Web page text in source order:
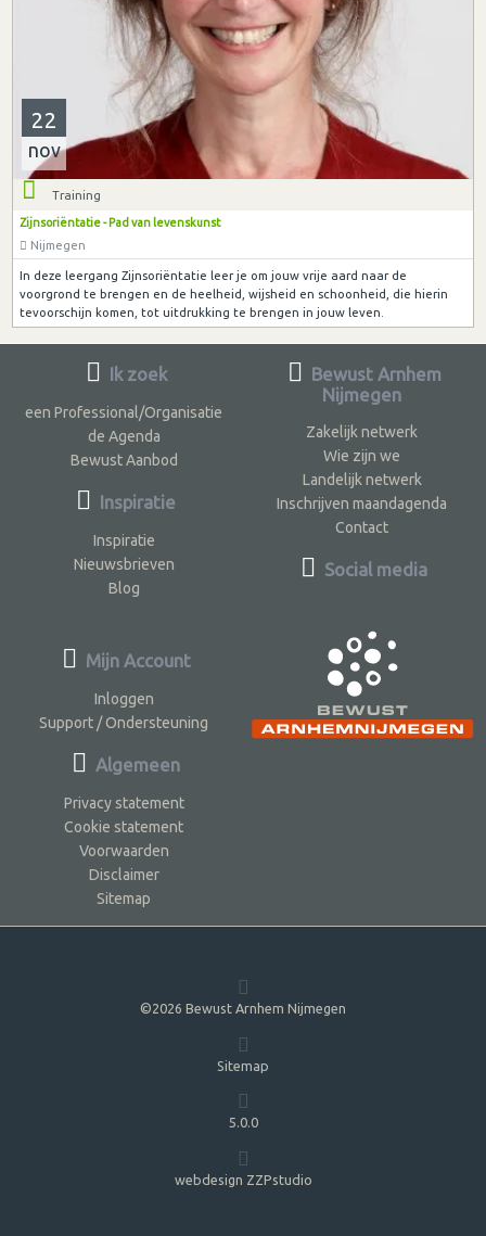
22
nov
Training
Zijnsoriëntatie - Pad van levenskunst
Nijmegen
In deze leergang Zijnsoriëntatie leer je om jouw vrije aard naar de
voorgrond te brengen en de heelheid, wijsheid en schoonheid, die hierin
tevoorschijn komen, tot uitdrukking te brengen in jouw leven.
Ik zoek
een Professional/Organisatie
de Agenda
Bewust Aanbod
Inspiratie
Inspiratie
Nieuwsbrieven
Blog
Bewust Arnhem
Nijmegen
Zakelijk netwerk
Wie zijn we
Landelijk netwerk
Inschrijven maandagenda
Contact
Social media
Mijn Account
Inloggen
Support / Ondersteuning
Algemeen
Privacy statement
Cookie statement
Voorwaarden
Disclaimer
Sitemap
©2026 Bewust Arnhem Nijmegen
Sitemap
5.0.0
webdesign ZZPstudio